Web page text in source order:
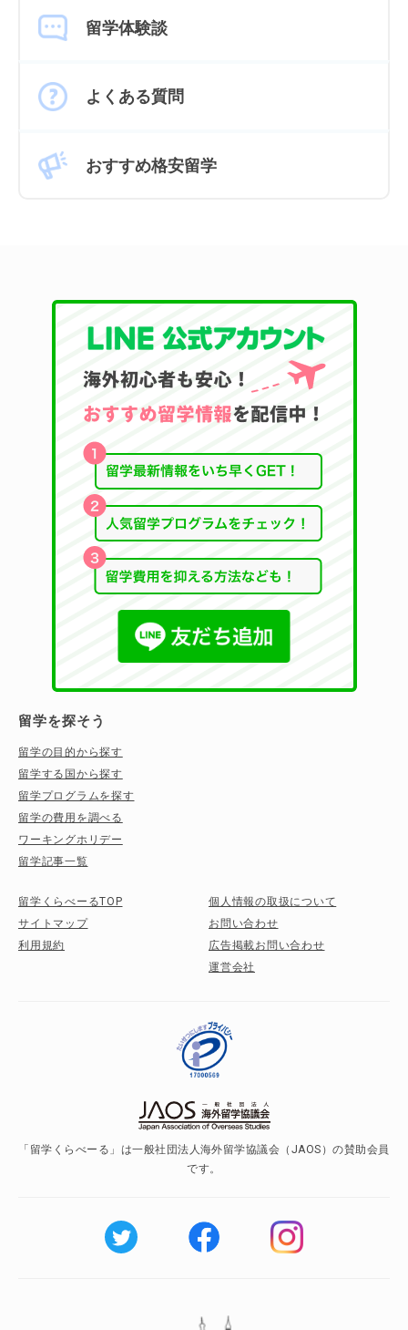
留学体験談
よくある質問
おすすめ格安留学
留学を探そう
留学の目的から探す
留学する国から探す
留学プログラムを探す
留学の費用を調べる
ワーキングホリデー
留学記事一覧
留学くらべーるTOP
サイトマップ
利用規約
個人情報の取扱について
お問い合わせ
広告掲載お問い合わせ
運営会社
「留学くらべーる」は一般社団法人海外留学協議会（JAOS）の賛助会員
です。